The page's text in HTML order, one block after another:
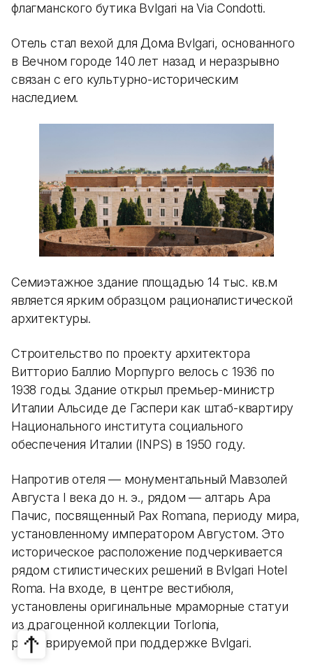
флагманского бутика Bvlgari на Via Condotti.
Отель стал вехой для Дома Bvlgari, основанного
в Вечном городе 140 лет назад и неразрывно
связан с его культурно-историческим
наследием.
Семиэтажное здание площадью 14 тыс. кв.м
является ярким образцом рационалистической
архитектуры.
Строительство по проекту архитектора
Витторио Баллио Морпурго велось с 1936 по
1938 годы. Здание открыл премьер-министр
Италии Альсиде де Гаспери как штаб-квартиру
Национального института социального
обеспечения Италии (INPS) в 1950 году.
Напротив отеля — монументальный Мавзолей
Августа I века до н. э., рядом — алтарь Ара
Пачис, посвященный Pax Romana, периоду мира,
установленному императором Августом. Это
историческое расположение подчеркивается
рядом стилистических решений в Bvlgari Hotel
Roma. На входе, в центре вестибюля,
установлены оригинальные мраморные статуи
из драгоценной коллекции Torlonia,
реставрируемой при поддержке Bvlgari.